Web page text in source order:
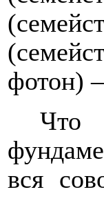
фотон)
Что
вся